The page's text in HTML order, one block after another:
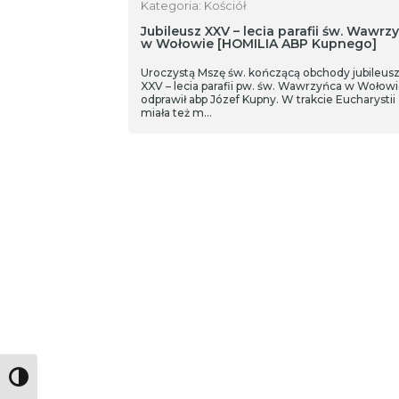
Toggle High Contrast
Kategoria: Kościół
Jubileusz XXV – lecia parafii św.
w Wołowie [HOMILIA ABP Kupnego]
Uroczystą Mszę św. kończącą obchody
XXV – lecia parafii pw. św. Wawrzyńca w
odprawił abp Józef Kupny. W trakcie Eucharystii
miała też m…